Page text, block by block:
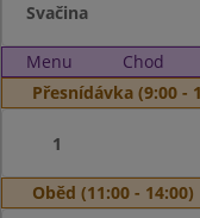
Svačina
Menu Chod
Přesnídávka (9:00 -
1
Oběd (11:00 - 14:00)